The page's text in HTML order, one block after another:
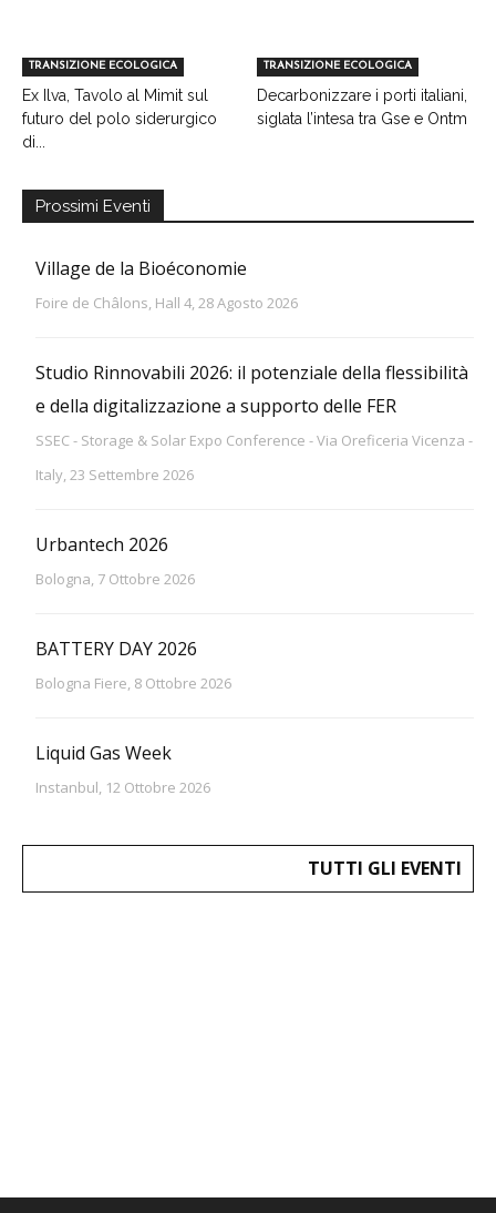
TRANSIZIONE ECOLOGICA
Ex Ilva, Tavolo al Mimit sul
futuro del polo siderurgico
di...
TRANSIZIONE ECOLOGICA
Decarbonizzare i porti italiani,
siglata l’intesa tra Gse e Ontm
Prossimi Eventi
Village de la Bioéconomie
Foire de Châlons, Hall 4, 28 Agosto 2026
Studio Rinnovabili 2026: il potenziale della flessibilità
e della digitalizzazione a supporto delle FER
SSEC - Storage & Solar Expo Conference - Via Oreficeria Vicenza -
Italy, 23 Settembre 2026
Urbantech 2026
Bologna, 7 Ottobre 2026
BATTERY DAY 2026
Bologna Fiere, 8 Ottobre 2026
Liquid Gas Week
Instanbul, 12 Ottobre 2026
TUTTI GLI EVENTI